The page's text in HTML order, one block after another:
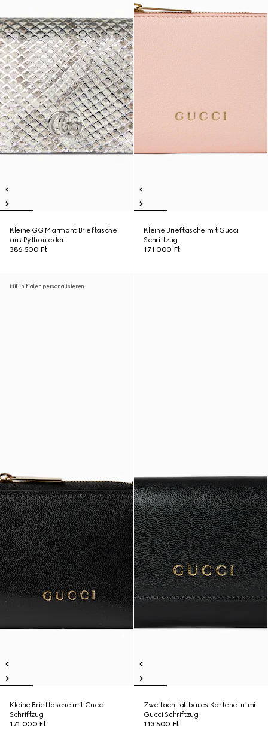
Kleine GG Marmont Brieftasche
aus Pythonleder
386 500 Ft
Kleine Brieftasche mit Gucci
Schriftzug
171 000 Ft
Mit Initialen personalisieren
Kleine Brieftasche mit Gucci
Schriftzug
171 000 Ft
Zweifach faltbares Kartenetui mit
Gucci Schriftzug
113 500 Ft